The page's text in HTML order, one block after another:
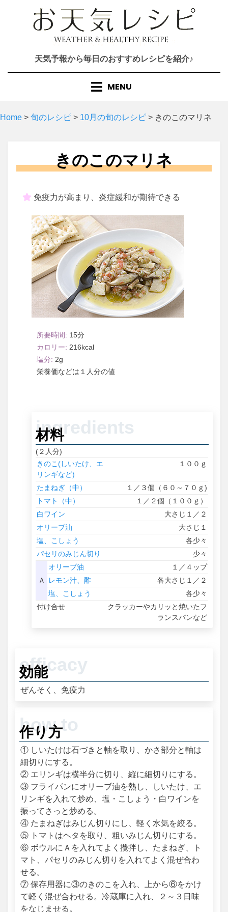
天気予報から毎日のおすすめレシピを紹介♪
MENU
Home > 旬のレシピ > 10月の旬のレシピ > きのこのマリネ
きのこのマリネ
免疫力が高まり、炎症緩和が期待できる
15
216
2
１人分
材料
(２人分)
きのこ(しいたけ、エ
リンギなど)
１００ｇ
たまねぎ（中）
１／３個（６０～７０ｇ)
トマト（中）
１／２個（１００ｇ）
白ワイン
大さじ１／２
オリーブ油
大さじ１
塩、こしょう
各少々
パセリのみじん切り
少々
Ａ
オリーブ油
１／４ップ
レモン汁、酢
各大さじ１／２
塩、こしょう
各少々
付け合せ
クラッカーやカリッと焼いたフ
ランスパンなど
効能
ぜんそく、免疫力
作り方
① しいたけは石づきと軸を取り、かさ部分と軸は
細切りにする。
② エリンギは横半分に切り、縦に細切りにする。
③ フライパンにオリーブ油を熱し、しいたけ、エ
リンギを入れて炒め、塩・こしょう・白ワインを
振ってさっと炒める。
④ たまねぎはみじん切りにし、軽く水気を絞る。
⑤ トマトはヘタを取り、粗いみじん切りにする。
⑥ ボウルにＡを入れてよく攪拌し、たまねぎ、ト
マト、パセリのみじん切りを入れてよく混ぜ合わ
せる。
⑦ 保存用器に③のきのこを入れ、上から⑥をかけ
て軽く混ぜ合わせる。冷蔵庫に入れ、２～３日味
をなじませる。